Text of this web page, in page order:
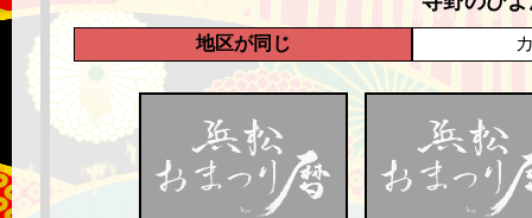
地区が同じ